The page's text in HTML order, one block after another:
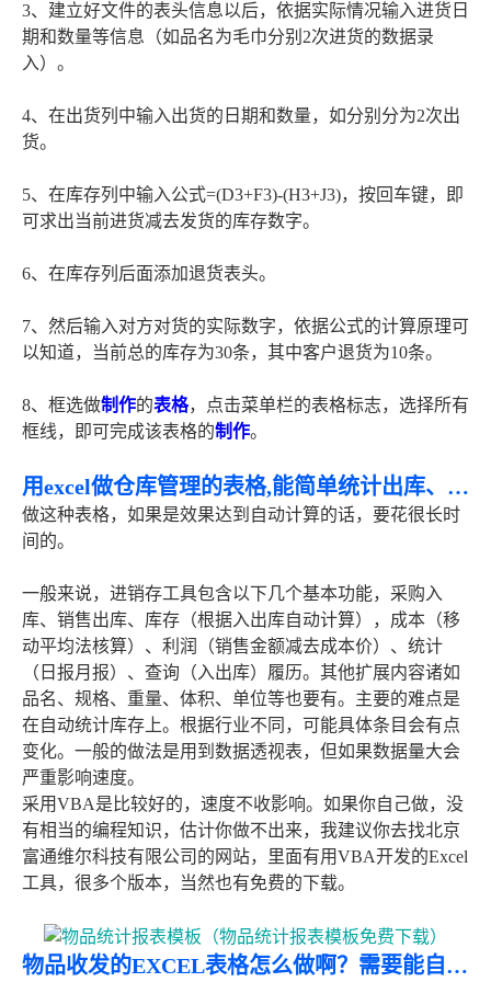
3、建立好文件的表头信息以后，依据实际情况输入进货日
期和数量等信息（如品名为毛巾分别2次进货的数据录
入）。
4、在出货列中输入出货的日期和数量，如分别分为2次出
货。
5、在库存列中输入公式=(D3+F3)-(H3+J3)，按回车键，即
可求出当前进货减去发货的库存数字。
6、在库存列后面添加退货表头。
7、然后输入对方对货的实际数字，依据公式的计算原理可
以知道，当前总的库存为30条，其中客户退货为10条。
8、框选做制作的表格，点击菜单栏的表格标志，选择所有
框线，即可完成该表格的制作。
用excel做仓库管理的表格,能简单统计出库、入库、库存、盘存的表格谁能帮我做几张啊
做这种表格，如果是效果达到自动计算的话，要花很长时
间的。
一般来说，进销存工具包含以下几个基本功能，采购入
库、销售出库、库存（根据入出库自动计算），成本（移
动平均法核算）、利润（销售金额减去成本价）、统计
（日报月报）、查询（入出库）履历。其他扩展内容诸如
品名、规格、重量、体积、单位等也要有。主要的难点是
在自动统计库存上。根据行业不同，可能具体条目会有点
变化。一般的做法是用到数据透视表，但如果数据量大会
严重影响速度。
采用VBA是比较好的，速度不收影响。如果你自己做，没
有相当的编程知识，估计你做不出来，我建议你去找北京
富通维尔科技有限公司的网站，里面有用VBA开发的Excel
工具，很多个版本，当然也有免费的下载。
物品收发的EXCEL表格怎么做啊？需要能自动统计的。谢谢啦